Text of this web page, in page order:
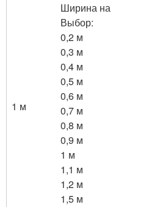
1 м
Ширина на
Выбор:
0,2 м
0,3 м
0,4 м
0,5 м
0,6 м
0,7 м
0,8 м
0,9 м
1 м
1,1 м
1,2 м
1,5 м